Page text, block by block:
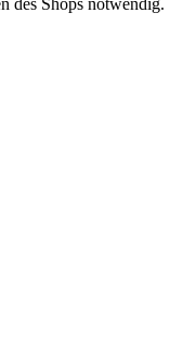
des Shops notwendig.